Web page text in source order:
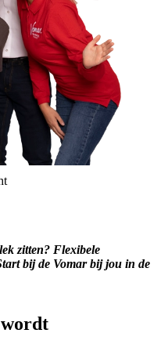
zitten? Flexibele
bij de Vomar bij jou in de